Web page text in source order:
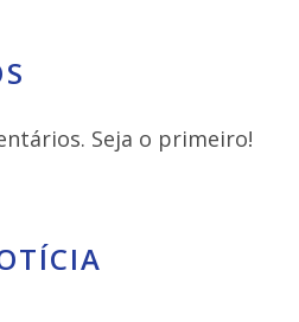
Seja o primeiro!